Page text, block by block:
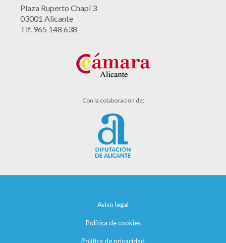
Plaza Ruperto Chapí 3
03001 Alicante
Tlf. 965 148 638
Con la colaboración de:
Aviso legal
Política de cookies
Política de privacidad